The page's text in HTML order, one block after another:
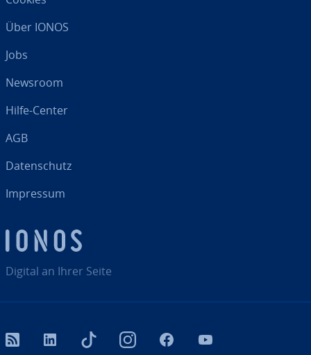
Digital an Ihrer Seite
Über IONOS
Jobs
Newsroom
Hilfe-Center
AGB
Da­ten­schutz
Impressum
RSS LinkedIn tiktok InstagramFacebook